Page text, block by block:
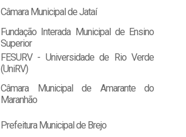
Câmara Municipal de Jataí
Fundação Interada Municipal de Ensino
Superior
FESURV - Universidade de Rio Verde
(UniRV)
Câmara Municipal de Amarante do
Maranhão
Prefeitura Municipal de Brejo